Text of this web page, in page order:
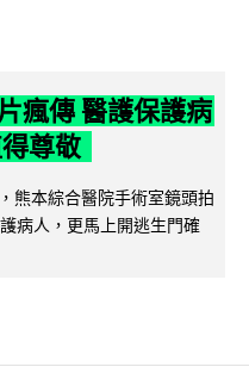
瘋傳 醫護保護病
尊敬
熊本綜合醫院手術室鏡頭拍
病人，更馬上開逃生門確